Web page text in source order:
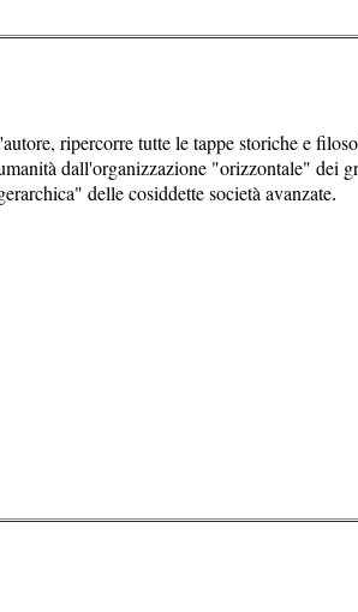
ripercorre tutte le tappe storiche e
dall'organizzazione "orizzontale" dei
delle cosiddette società avanzate.